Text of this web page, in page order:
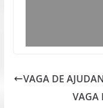
VAGA DE
VAGA